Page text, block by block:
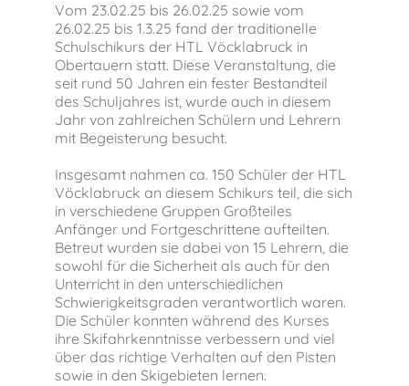
Vom 23.02.25 bis 26.02.25 sowie vom
26.02.25 bis 1.3.25 fand der traditionelle
Schulschikurs der HTL Vöcklabruck in
Obertauern statt. Diese Veranstaltung, die
seit rund 50 Jahren ein fester Bestandteil
des Schuljahres ist, wurde auch in diesem
Jahr von zahlreichen Schülern und Lehrern
mit Begeisterung besucht.
Insgesamt nahmen ca. 150 Schüler der HTL
Vöcklabruck an diesem Schikurs teil, die sich
in verschiedene Gruppen Großteiles
Anfänger und Fortgeschrittene aufteilten.
Betreut wurden sie dabei von 15 Lehrern, die
sowohl für die Sicherheit als auch für den
Unterricht in den unterschiedlichen
Schwierigkeitsgraden verantwortlich waren.
Die Schüler konnten während des Kurses
ihre Skifahrkenntnisse verbessern und viel
über das richtige Verhalten auf den Pisten
sowie in den Skigebieten lernen.